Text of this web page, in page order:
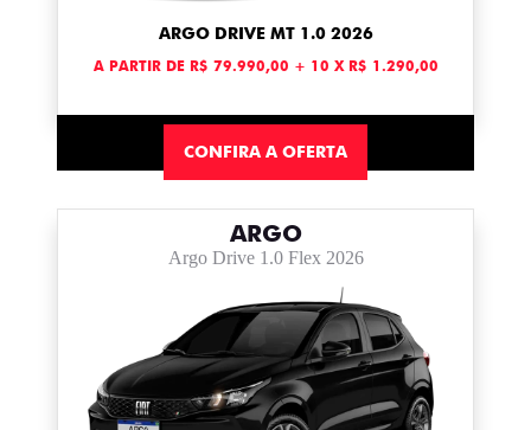
ARGO DRIVE MT 1.0 2026
A PARTIR DE R$ 79.990,00 + 10 X R$ 1.290,00
CONFIRA A OFERTA
ARGO
Argo Drive 1.0 Flex 2026